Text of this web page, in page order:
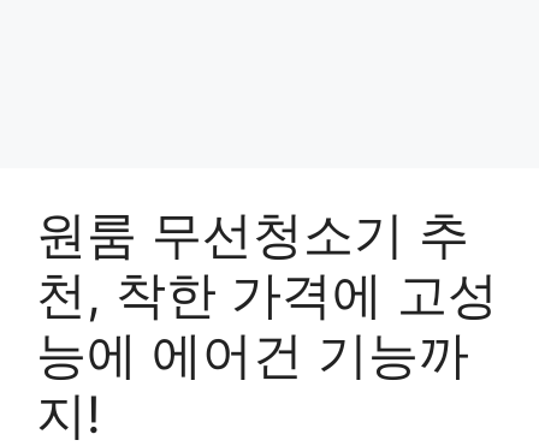
원룸 무선청소기 추
천, 착한 가격에 고성
능에 에어건 기능까
지!